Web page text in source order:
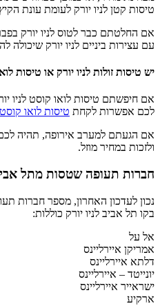
טיסות קטן לניו יורק לעומת עונת הקיץ
אם החלטתם כבר לטוס לניו יורק
עם עצירות ביניים לניו יורק שיכולה
יש טיסות זולות לניו יורק או טיסות
אם חיפשתם טיסות לואו קוסט לניו
לכם אפשרות לקחת טיסות לואו
אם הגעתם למערב אירופה, תהיה לכם
ולזכות במחיר מוזל.
חברות תעופה שטסות מתל אביב
נכון לעדכון האחרון, מספר חברות
בקו תל אביב לניו יורק כוללות:
אל על
אמריקן איירליינס
דלתא איירליינס
יונייטד – איירליינס
ישראייר איירליינס
ארקיע